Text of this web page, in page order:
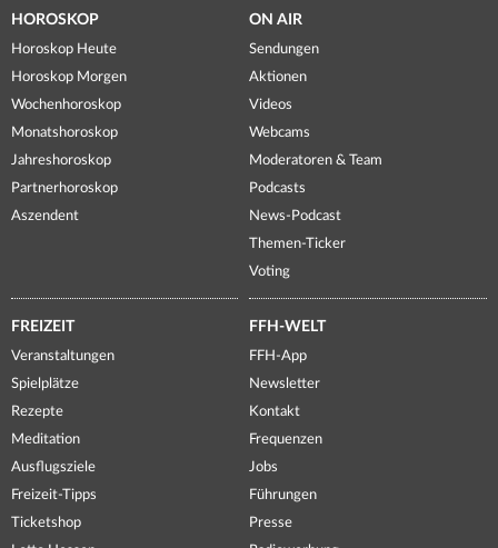
HOROSKOP
Horoskop Heute
Horoskop Morgen
Wochenhoroskop
Monatshoroskop
Jahreshoroskop
Partnerhoroskop
Aszendent
ON AIR
Sendungen
Aktionen
Videos
Webcams
Moderatoren & Team
Podcasts
News-Podcast
Themen-Ticker
Voting
FREIZEIT
Veranstaltungen
Spielplätze
Rezepte
Meditation
Ausflugsziele
Freizeit-Tipps
Ticketshop
FFH-WELT
FFH-App
Newsletter
Kontakt
Frequenzen
Jobs
Führungen
Presse